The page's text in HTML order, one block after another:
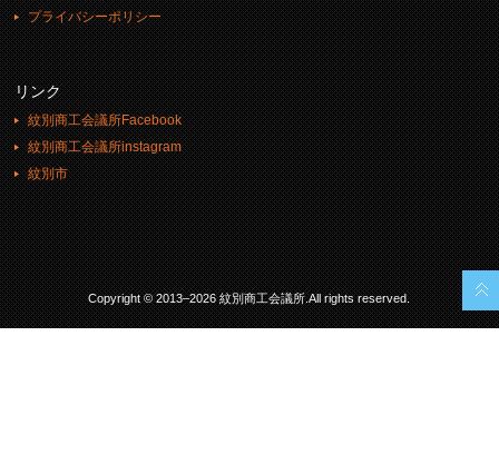
プライバシーポリシー
リンク
紋別商工会議所Facebook
紋別商工会議所instagram
紋別市
Copyright © 2013–2026 紋別商工会議所.All rights reserved.